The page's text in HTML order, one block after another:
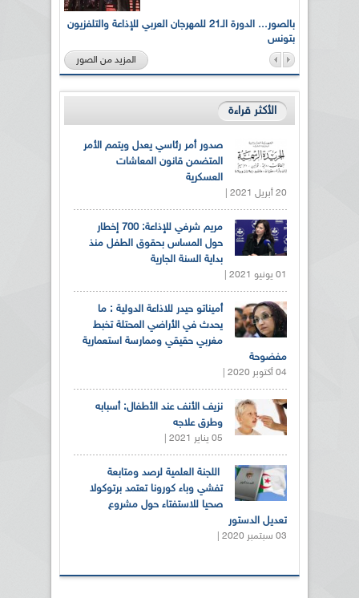
بالصور... الدورة الـ21 للمهرجان العربي للإذاعة والتلفزيون
بتونس
المزيد من الصور
الأكثر قراءة
صدور أمر رئاسي يعدل ويتمم الأمر
المتضمن قانون المعاشات
العسكرية
20 أبريل 2021 |
مريم شرفي للإذاعة: 700 إخطار
حول المساس بحقوق الطفل منذ
بداية السنة الجارية
01 يونيو 2021 |
أميناتو حيدر للاذاعة الدولية : ما
يحدث في الأراضي المحتلة تخبط
مغربي حقيقي وممارسة استعمارية
مفضوحة
04 أكتوبر 2020 |
نزيف الأنف عند الأطفال: أسبابه
وطرق علاجه
05 يناير 2021 |
اللجنة العلمية لرصد ومتابعة
تفشي وباء كورونا تعتمد برتوكولا
صحيا للاستفتاء حول مشروع
تعديل الدستور
03 سبتمبر 2020 |